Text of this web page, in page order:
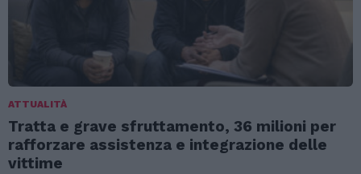
ATTUALITÀ
Tratta e grave sfruttamento, 36 milioni per
rafforzare assistenza e integrazione delle
vittime